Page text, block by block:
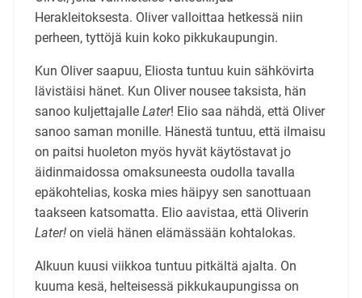
Herakleitoksesta. Oliver valloittaa hetkessä niin
perheen, tyttöjä kuin koko pikkukaupungin.
Kun Oliver saapuu, Eliosta tuntuu kuin sähkövirta
lävistäisi hänet. Kun Oliver nousee taksista, hän
sanoo kuljettajalle Later! Elio saa nähdä, että Oliver
sanoo saman monille. Hänestä tuntuu, että ilmaisu
on paitsi huoleton myös hyvät käytöstavat jo
äidinmaidossa omaksuneesta oudolla tavalla
epäkohtelias, koska mies häipyy sen sanottuaan
taakseen katsomatta. Elio aavistaa, että Oliverin
Later!on vielä hänen elämässään kohtalokas.
Alkuun kuusi viikkoa tuntuu pitkältä ajalta. On
kuuma kesä, helteisessä pikkukaupungissa on